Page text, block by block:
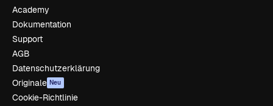
Academy
Dokumentation
Support
AGB
Datenschutzerklärung
Originale Neu
Cookie-Richtlinie